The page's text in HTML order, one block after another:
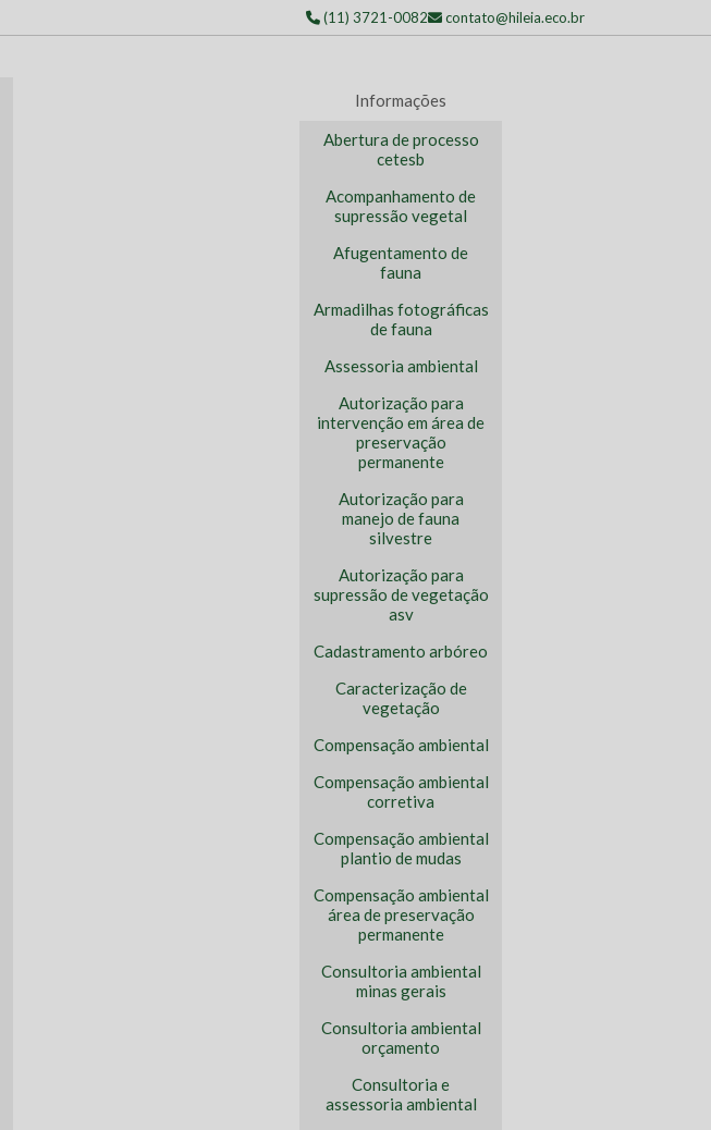
(11) 3721-0082 contato@hileia.eco.br
Informações
Abertura de processo
cetesb
Acompanhamento de
supressão vegetal
Afugentamento de
fauna
Armadilhas fotográficas
de fauna
Assessoria ambiental
Autorização para
intervenção em área de
preservação
permanente
Autorização para
manejo de fauna
silvestre
Autorização para
supressão de vegetação
asv
Cadastramento arbóreo
Caracterização de
vegetação
Compensação ambiental
Compensação ambiental
corretiva
Compensação ambiental
plantio de mudas
Compensação ambiental
área de preservação
permanente
Consultoria ambiental
minas gerais
Consultoria ambiental
orçamento
Consultoria e
assessoria ambiental